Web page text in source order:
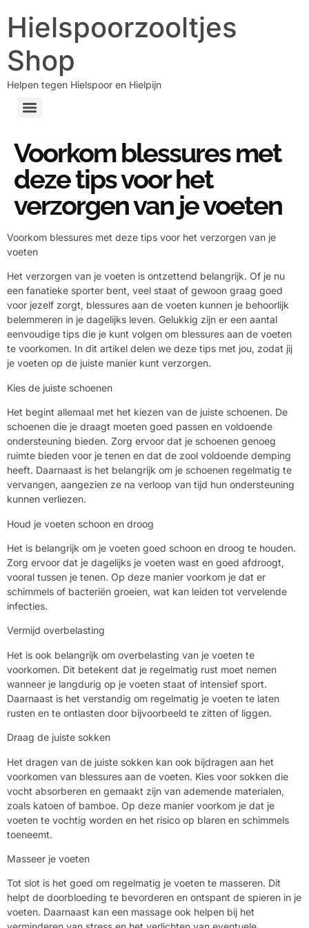
Hielspoorzooltjes
Shop
Helpen tegen Hielspoor en Hielpijn
Voorkom blessures met
deze tips voor het
verzorgen van je voeten
Voorkom blessures met deze tips voor het verzorgen van je
voeten
Het verzorgen van je voeten is ontzettend belangrijk. Of je nu
een fanatieke sporter bent, veel staat of gewoon graag goed
voor jezelf zorgt, blessures aan de voeten kunnen je behoorlijk
belemmeren in je dagelijks leven. Gelukkig zijn er een aantal
eenvoudige tips die je kunt volgen om blessures aan de voeten
te voorkomen. In dit artikel delen we deze tips met jou, zodat jij
je voeten op de juiste manier kunt verzorgen.
Kies de juiste schoenen
Het begint allemaal met het kiezen van de juiste schoenen. De
schoenen die je draagt moeten goed passen en voldoende
ondersteuning bieden. Zorg ervoor dat je schoenen genoeg
ruimte bieden voor je tenen en dat de zool voldoende demping
heeft. Daarnaast is het belangrijk om je schoenen regelmatig te
vervangen, aangezien ze na verloop van tijd hun ondersteuning
kunnen verliezen.
Houd je voeten schoon en droog
Het is belangrijk om je voeten goed schoon en droog te houden.
Zorg ervoor dat je dagelijks je voeten wast en goed afdroogt,
vooral tussen je tenen. Op deze manier voorkom je dat er
schimmels of bacteriën groeien, wat kan leiden tot vervelende
infecties.
Vermijd overbelasting
Het is ook belangrijk om overbelasting van je voeten te
voorkomen. Dit betekent dat je regelmatig rust moet nemen
wanneer je langdurig op je voeten staat of intensief sport.
Daarnaast is het verstandig om regelmatig je voeten te laten
rusten en te ontlasten door bijvoorbeeld te zitten of liggen.
Draag de juiste sokken
Het dragen van de juiste sokken kan ook bijdragen aan het
voorkomen van blessures aan de voeten. Kies voor sokken die
vocht absorberen en gemaakt zijn van ademende materialen,
zoals katoen of bamboe. Op deze manier voorkom je dat je
voeten te vochtig worden en het risico op blaren en schimmels
toeneemt.
Masseer je voeten
Tot slot is het goed om regelmatig je voeten te masseren. Dit
helpt de doorbloeding te bevorderen en ontspant de spieren in je
voeten. Daarnaast kan een massage ook helpen bij het